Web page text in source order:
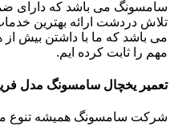
تلاش دردشت ارائه بهترین
می باشد که ما با داشتن بیش
مهم را ثابت کرده ایم.
تعمیر یخچال سامسونگ مدل
شرکت سامسونگ همیشه تنوع